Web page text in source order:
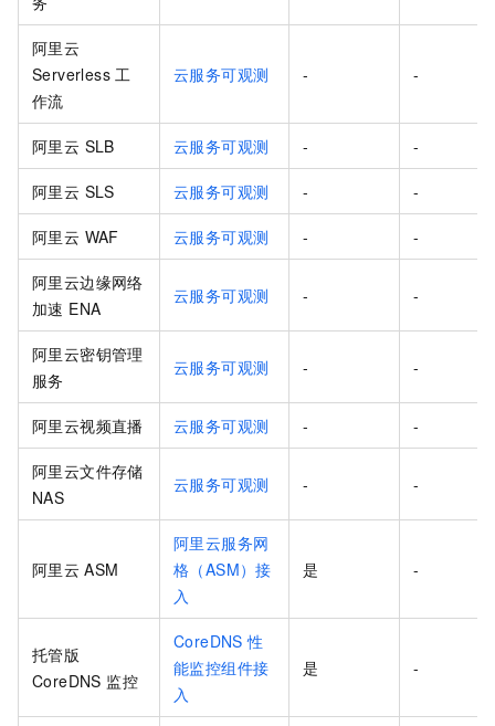
阿里云
Serverless 工
作流
云服务可观测 - -
阿里云 SLB 云服务可观测 - -
阿里云 SLS 云服务可观测 - -
阿里云 WAF 云服务可观测 - -
阿里云边缘网络
加速 ENA
云服务可观测 - -
阿里云密钥管理
服务
云服务可观测 - -
阿里云视频直播 云服务可观测 - -
阿里云文件存储
NAS
云服务可观测 - -
阿里云 ASM
阿里云服务网
格（ASM）接
入
是 -
托管版
CoreDNS 监控
CoreDNS 性
能监控组件接
入
是 -